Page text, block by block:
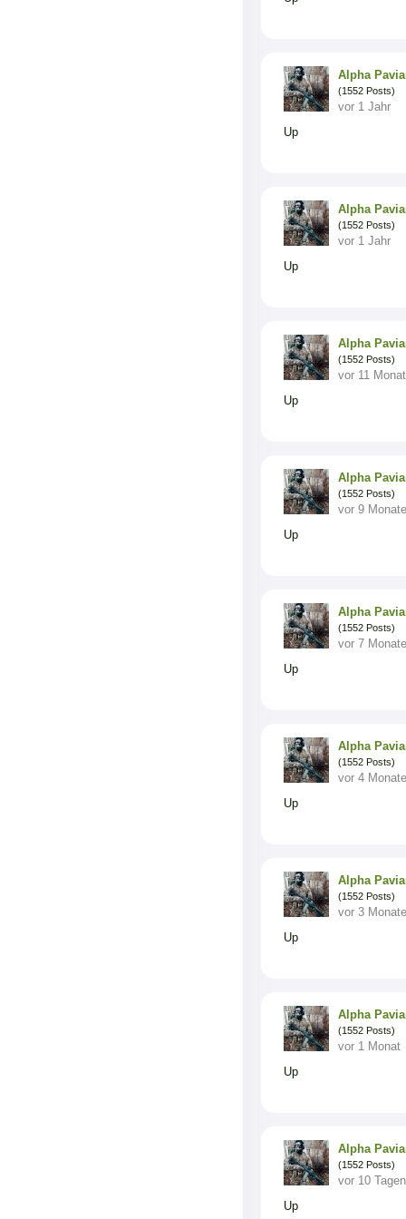
Alpha
(1552 Posts)
vor 1 Jahr
Up
Alpha
(1552 Posts)
vor 1 Jahr
Up
Alpha
(1552 Posts)
vor 11
Up
Alpha
(1552 Posts)
vor 9
Up
Alpha
(1552 Posts)
vor 7
Up
Alpha
(1552 Posts)
vor 4
Up
Alpha
(1552 Posts)
vor 3
Up
Alpha
(1552 Posts)
vor 1 Monat
Up
Alpha
(1552 Posts)
vor 10 Tagen
Up